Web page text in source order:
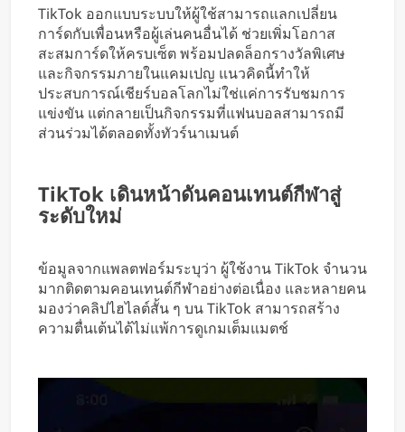
TikTok ออกแบบระบบให้ผู้ใช้สามารถแลกเปลี่ยน
การ์ดกับเพื่อนหรือผู้เล่นคนอื่นได้ ช่วยเพิ่มโอกาส
สะสมการ์ดให้ครบเซ็ต พร้อมปลดล็อกรางวัลพิเศษ
และกิจกรรมภายในแคมเปญ แนวคิดนี้ทำให้
ประสบการณ์เชียร์บอลโลกไม่ใช่แค่การรับชมการ
แข่งขัน แต่กลายเป็นกิจกรรมที่แฟนบอลสามารถมี
ส่วนร่วมได้ตลอดทั้งทัวร์นาเมนต์
TikTok เดินหน้าดันคอนเทนต์กีฬาสู่
ระดับใหม่
ข้อมูลจากแพลตฟอร์มระบุว่า ผู้ใช้งาน TikTok จำนวน
มากติดตามคอนเทนต์กีฬาอย่างต่อเนื่อง และหลายคน
มองว่าคลิปไฮไลต์สั้น ๆ บน TikTok สามารถสร้าง
ความตื่นเต้นได้ไม่แพ้การดูเกมเต็มแมตช์